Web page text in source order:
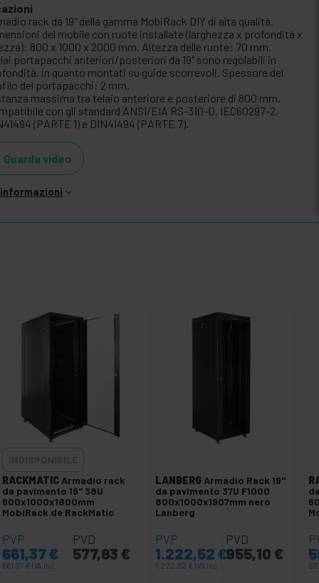
rack da 19" della gamma MobiRack DIY di alta qualità.
del mobile con ruote installate (larghezza x profondità x
800 x 1000 x 2000 mm. Altezza delle ruote: 70 mm.
portapacchi anteriori/posteriori da 19" sono regolabili in
in quanto montati su guide scorrevoli. Spessore del
del portapacchi: 2 mm.
massima tra telaio anteriore e posteriore di 800 mm.
con gli standard ANSI/EIA RS-310-D, IEC60297-2,
(PARTE 1) e DIN41494 (PARTE 7).
Guarda video
RACKMATIC Armadio rack
da pavimento 19'' 38U
600x1000x1800mm
MobiRack de RackMatic
PVP
661,37€
661,37 € IVA inc.
PVD
577,83 €
LANBERG Armadio Rack 19"
da pavimento 37U F1000
800x1000x1907mm nero
Lanberg
PVP
1.222,52 €
1.222,52 € IVA inc.
PVD
955,10 €